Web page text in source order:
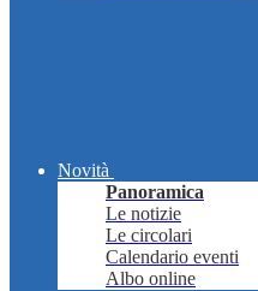
Novità
Panoramica
Le notizie
Le circolari
Calendario eventi
Albo online